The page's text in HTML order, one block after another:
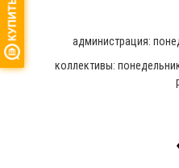
администрация:
коллективы: